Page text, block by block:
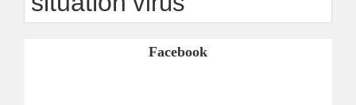
Facebook